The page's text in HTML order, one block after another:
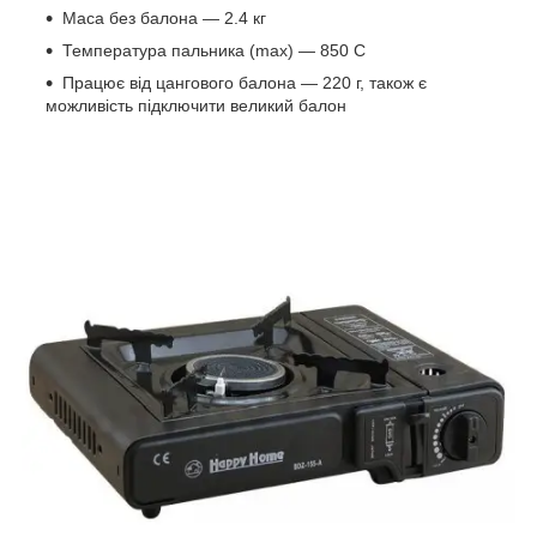
Маса без балона — 2.4 кг
Температура пальника (max) — 850 C
Працює від цангового балона — 220 г, також є
можливість підключити великий балон